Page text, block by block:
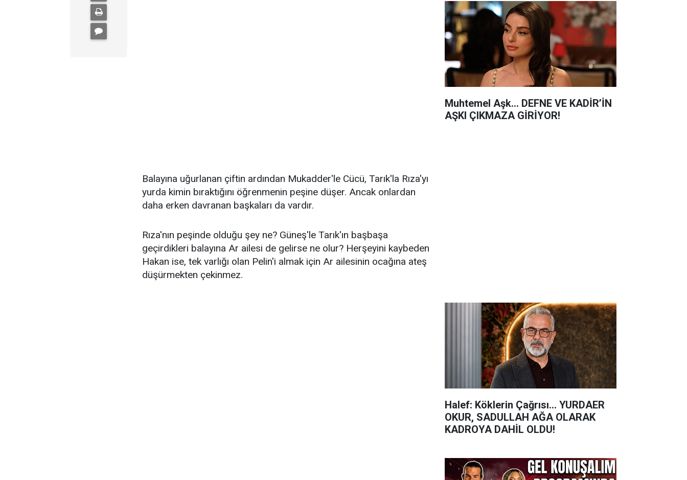
Balayına uğurlanan çiftin ardından Mukadder'le Cücü, Tarık'la Rıza'yı
yurda kimin bıraktığını öğrenmenin peşine düşer. Ancak onlardan
daha erken davranan başkaları da vardır.
Rıza'nın peşinde olduğu şey ne? Güneş'le Tarık'ın başbaşa
geçirdikleri balayına Ar ailesi de gelirse ne olur? Herşeyini kaybeden
Hakan ise, tek varlığı olan Pelin'i almak için Ar ailesinin ocağına ateş
düşürmekten çekinmez.
Muhtemel Aşk... DEFNE VE KADİR’İN
AŞKI ÇIKMAZA GİRİYOR!
Halef: Köklerin Çağrısı... YURDAER
OKUR, SADULLAH AĞA OLARAK
KADROYA DAHİL OLDU!